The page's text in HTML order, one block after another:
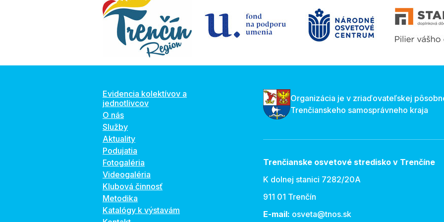
Evidencia kolektívov a
jednotlivcov
O nás
Služby
Aktuality
Podujatia
Fotogaléria
Videogaléria
Klubová činnosť
Metodika
Katalógy k výstavám
Organizácia je v zriaďovateľskej
Trenčianskeho samosprávneho kraja
Trenčianske osvetové stredisko v Trenčíne
K dolnej stanici 7282/20A
911 01 Trenčín
E-mail: osveta@tnos.sk